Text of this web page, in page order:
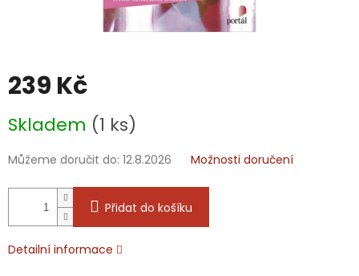
239 Kč
cena:
Skladem (1 ks)
Můžeme doručit do: 12.8.2026 Možnosti doručení
Přidat do košíku
Detailní informace